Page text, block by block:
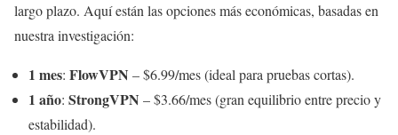
largo plazo. Aquí están las opciones más económicas, basadas en
nuestra investigación:
1 mes: FlowVPN – $6.99/mes (ideal para pruebas cortas).
1 año: StrongVPN – $3.66/mes (gran equilibrio entre precio y
estabilidad).